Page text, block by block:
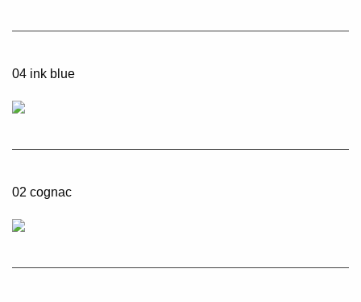
04 ink blue
02 cognac